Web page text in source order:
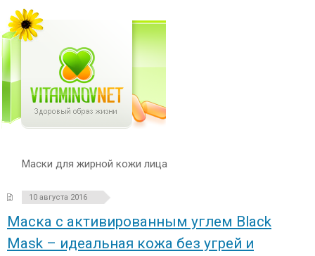
Маски для жирной кожи лица
10 августа 2016
Маска с активированным углем Black
Mask – идеальная кожа без угрей и